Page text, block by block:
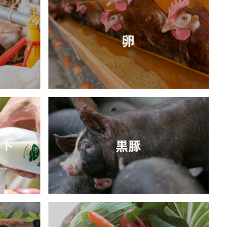
卵
黒豚